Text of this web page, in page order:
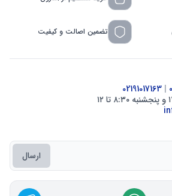
تضمین اصالت و کیفیت
|
ارسال